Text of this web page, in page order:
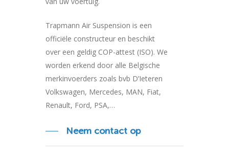
Trapmann Air Suspension is een
officiële constructeur en beschikt
over een geldig COP-attest (ISO). We
worden erkend door alle Belgische
merkinvoerders zoals bvb D’Ieteren
Volkswagen, Mercedes, MAN, Fiat,
Renault, Ford, PSA,…
Neem contact op